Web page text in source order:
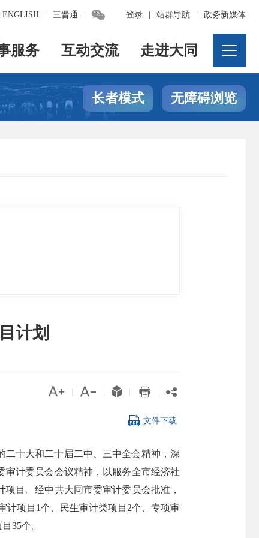
登录 站群导航 政务新媒体
ENGLISH 三晋通 
服务 互动交流 走进大同
长者模式 无障碍浏览
计划
    
 文件下载
二十大和二十届二中、三中全会精神，深
审计委员会会议精神，以服务全市经济社
目。经中共大同市委审计委员会批准，
计项目1个、民生审计类项目2个、专项审
35个。